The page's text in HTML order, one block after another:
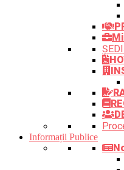
Informații Publice